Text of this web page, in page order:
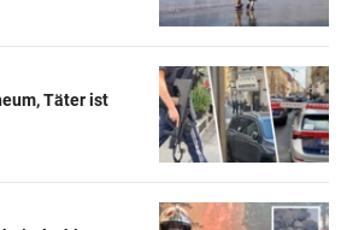
Täter ist